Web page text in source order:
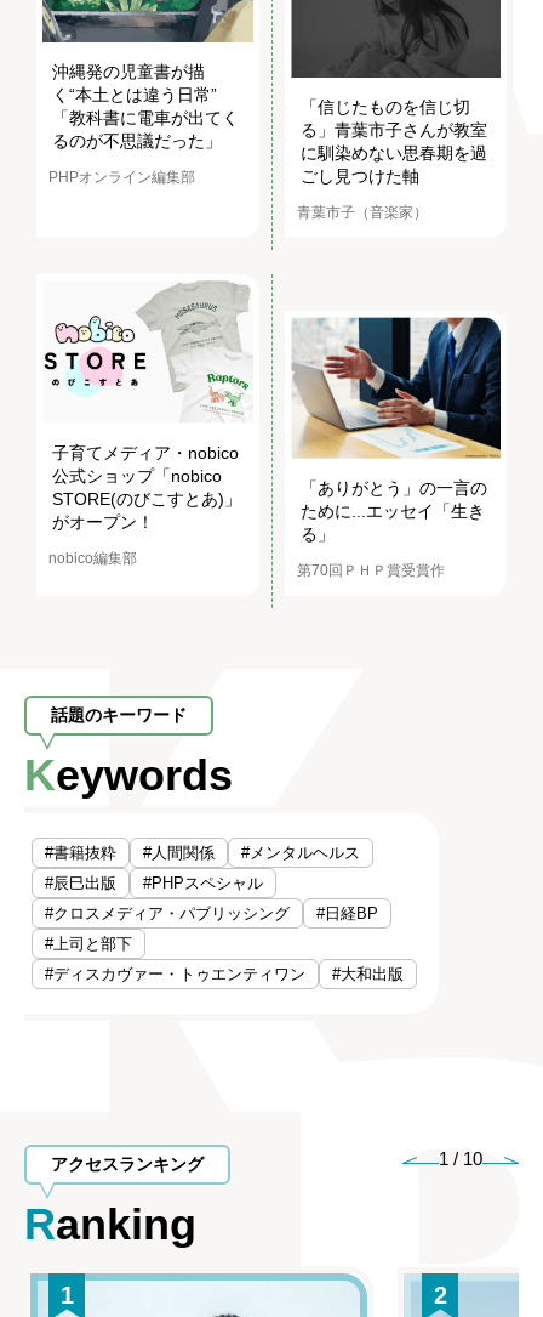
沖縄発の児童書が描
く“本土とは違う日常”
「教科書に電車が出てく
るのが不思議だった」
PHPオンライン編集部
「信じたものを信じ切
る」青葉市子さんが教室
に馴染めない思春期を過
ごし見つけた軸
青葉市子（音楽家）
子育てメディア・nobico
公式ショップ「nobico
STORE(のびこすとあ)」
がオープン！
nobico編集部
「ありがとう」の一言の
ために...エッセイ「生き
る」
第70回ＰＨＰ賞受賞作
話題のキーワード
Keywords
#書籍抜粋 #人間関係
#メンタルヘルス
#辰巳出版
#PHPスペシャル
#クロスメディア・パブリッシング
#日経BP
#上司と部下
#ディスカヴァー・トゥエンティワン
#大和出版
アクセスランキング
Ranking
1 / 10
1 2